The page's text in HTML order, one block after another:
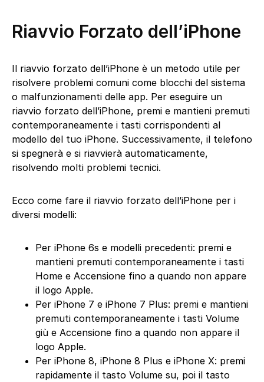
Riavvio Forzato dell’iPhone
Il riavvio forzato dell’iPhone è un metodo utile per
risolvere problemi comuni come blocchi del sistema
o malfunzionamenti delle app. Per eseguire un
riavvio forzato dell’iPhone, premi e mantieni premuti
contemporaneamente i tasti corrispondenti al
modello del tuo iPhone. Successivamente, il telefono
si spegnerà e si riavvierà automaticamente,
risolvendo molti problemi tecnici.
Ecco come fare il riavvio forzato dell’iPhone per i
diversi modelli:
Per iPhone 6s e modelli precedenti: premi e
mantieni premuti contemporaneamente i tasti
Home e Accensione fino a quando non appare
il logo Apple.
Per iPhone 7 e iPhone 7 Plus: premi e mantieni
premuti contemporaneamente i tasti Volume
giù e Accensione fino a quando non appare il
logo Apple.
Per iPhone 8, iPhone 8 Plus e iPhone X: premi
rapidamente il tasto Volume su, poi il tasto